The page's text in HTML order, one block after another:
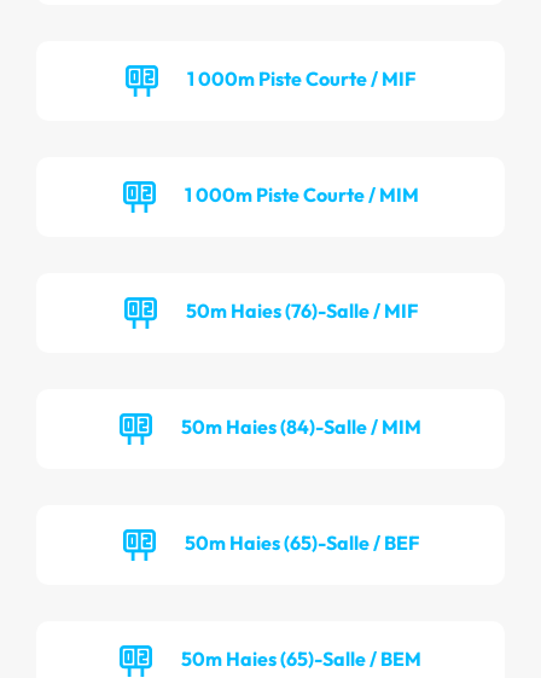
1 000m Piste Courte / MIF
1 000m Piste Courte / MIM
50m Haies (76)-Salle / MIF
50m Haies (84)-Salle / MIM
50m Haies (65)-Salle / BEF
50m Haies (65)-Salle / BEM